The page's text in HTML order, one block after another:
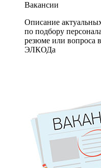
Вакансии
Описание
по подбору
резюме или вопроса
ЭЛКОДа